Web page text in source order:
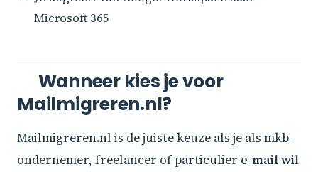
Microsoft 365
Wanneer kies je voor
Mailmigreren.nl?
Mailmigreren.nl is de juiste keuze als je als mkb-
ondernemer, freelancer of particulier e-mail wil